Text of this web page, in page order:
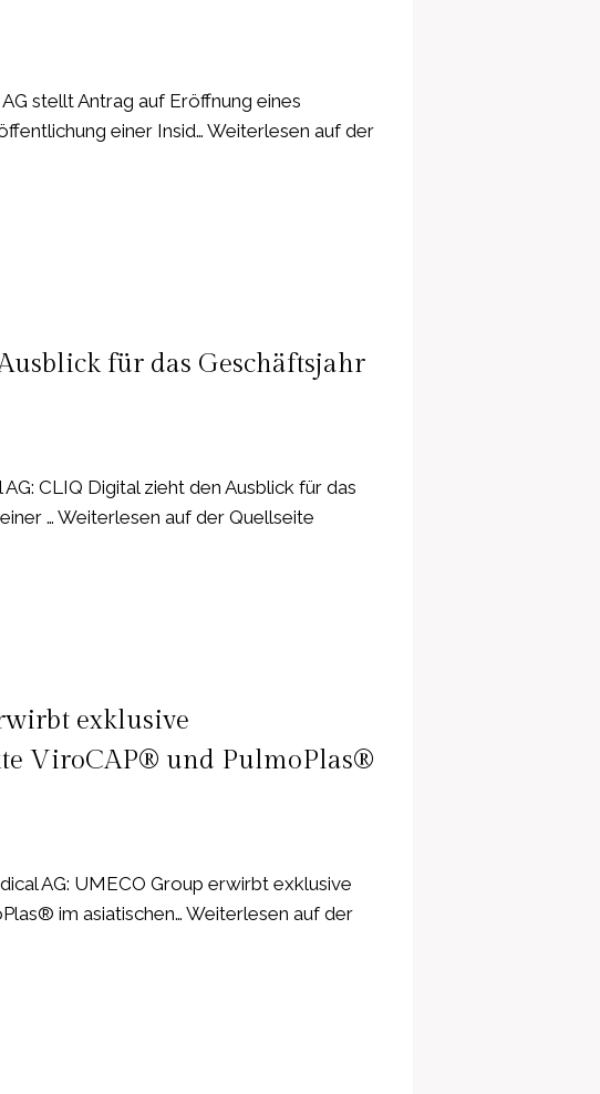
stellt Antrag auf Eröffnung eines
einer Insid… Weiterlesen auf der
für das Geschäftsjahr
CLIQ Digital zieht den Ausblick für das
… Weiterlesen auf der Quellseite
exklusive
ViroCAP® und PulmoPlas®
AG: UMECO Group erwirbt exklusive
im asiatischen… Weiterlesen auf der